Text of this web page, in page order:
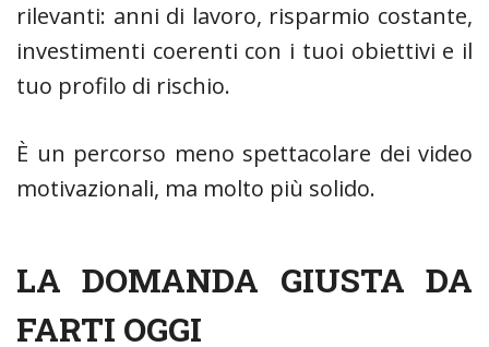
rilevanti: anni di lavoro, risparmio costante,
investimenti coerenti con i tuoi obiettivi e il
tuo profilo di rischio.
È un percorso meno spettacolare dei video
motivazionali, ma molto più solido.
LA DOMANDA GIUSTA DA
FARTI OGGI